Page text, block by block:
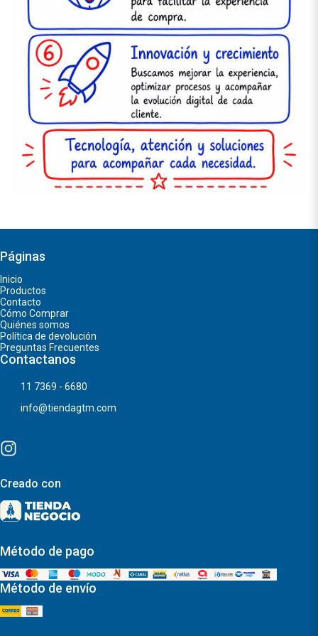
Páginas
Inicio
Productos
Contacto
Cómo Comprar
Quiénes somos
Política de devolución
Preguntas Frecuentes
Contactanos
11 7369 - 6680
info@tiendagtm.com
Creado con
Método de pago
Método de envío